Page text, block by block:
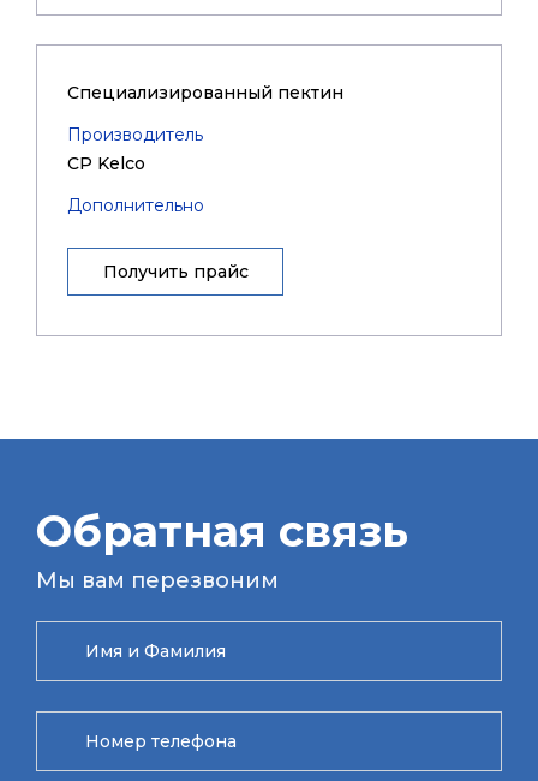
Специализированный пектин
Производитель
CP Kelco
Дополнительно
Получить прайс
Обратная связь
Мы вам перезвоним